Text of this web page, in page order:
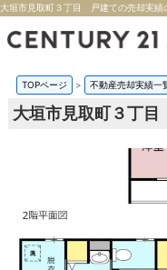
TOPページ > 不動産売却実績一
大垣市見取町３丁